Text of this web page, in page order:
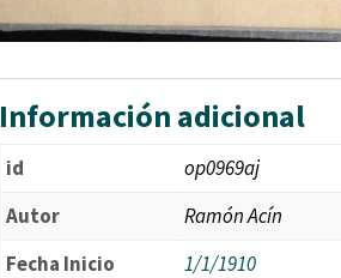
Información adicional
id
op0969aj
Autor
Ramón Acín
Fecha Inicio
1/1/1910